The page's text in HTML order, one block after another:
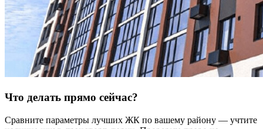
Что делать прямо сейчас?
Сравните параметры лучших ЖК по вашему району — учтите